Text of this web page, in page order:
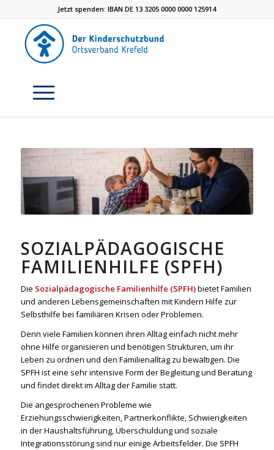
Jetzt spenden: IBAN DE 13 3205 0000 0000 125914
SOZIALPÄDAGOGISCHE
FAMILIENHILFE (SPFH)
Die Sozialpädagogische Familienhilfe (SPFH)bietet Familien
und anderen Lebensgemeinschaften mit Kindern Hilfe zur
Selbsthilfe bei familiären Krisen oder Problemen.
Denn viele Familien können ihren Alltag einfach nicht mehr
ohne Hilfe organisieren und benötigen Strukturen, um ihr
Leben zu ordnen und den Familienalltag zu bewältigen. Die
SPFH ist eine sehr intensive Form der Begleitung und Beratung
und findet direkt im Alltag der Familie statt.
Die angesprochenen Probleme wie
Erziehungsschwierigkeiten, Partnerkonflikte, Schwierigkeiten
in der Haushaltsführung, Überschuldung und soziale
Integrationsstörung sind nur einige Arbeitsfelder. Die SPFH